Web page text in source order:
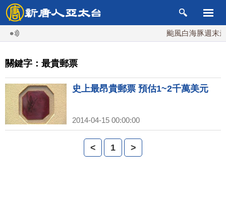
颱風白海豚週末最
關鍵字：最貴郵票
史上最昂貴郵票 預估1~2千萬美元
2014-04-15 00:00:00
< 1 >